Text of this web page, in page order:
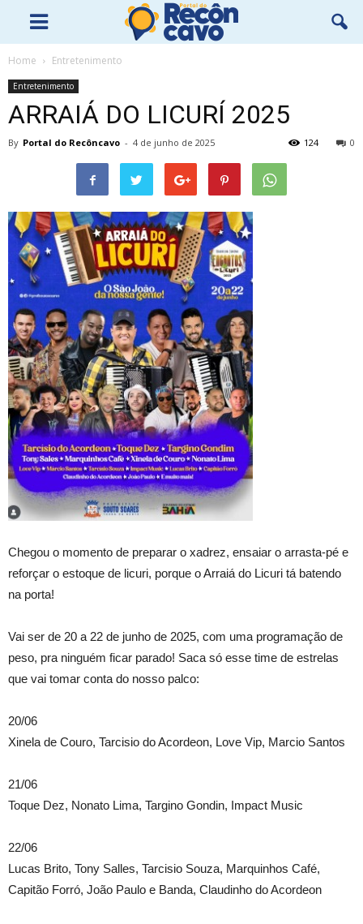
Home Entretenimento
Entretenimento
ARRAIÁ DO LICURÍ 2025
By Portal do Recôncavo - 4 de junho de 2025 0
124
Chegou o momento de preparar o xadrez, ensaiar o arrasta-pé e
reforçar o estoque de licuri, porque o Arraiá do Licuri tá batendo
na porta!
Vai ser de 20 a 22 de junho de 2025, com uma programação de
peso, pra ninguém ficar parado! Saca só esse time de estrelas
que vai tomar conta do nosso palco:
20/06
Xinela de Couro, Tarcisio do Acordeon, Love Vip, Marcio Santos
21/06
Toque Dez, Nonato Lima, Targino Gondin, Impact Music
22/06
Lucas Brito, Tony Salles, Tarcisio Souza, Marquinhos Café,
Capitão Forró, João Paulo e Banda, Claudinho do Acordeon